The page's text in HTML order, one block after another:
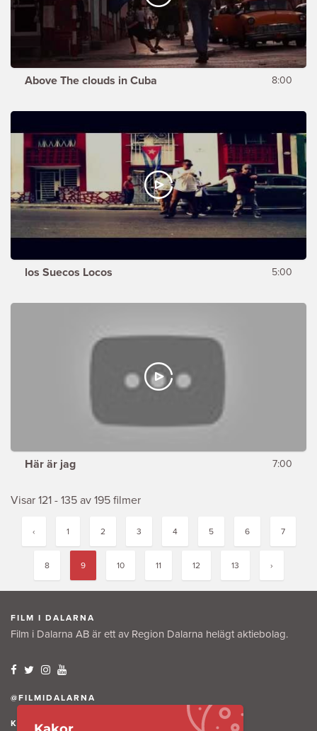
Above The clouds in Cuba 8:00
los Suecos Locos 5:00
Här är jag 7:00
Visar 121 - 135 av 195 filmer
‹ 1 2 3 4 5 6 7
8 9 10 11 12 13 ›
FILM I DALARNA
Film i Dalarna AB är ett av Region Dalarna helägt aktiebolag.
@FILMIDALARNA
KONTAKTA OSS